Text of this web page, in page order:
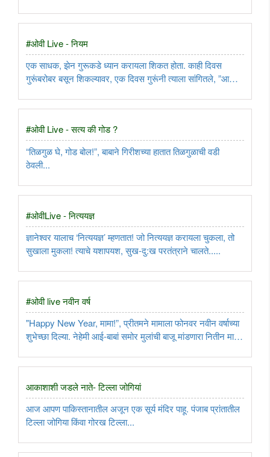
#ओवी Live - नियम
एक साधक, झेन गुरूकडे ध्यान करायला शिकत होता. काही दिवस
गुरूंबरोबर बसून शिकल्यावर, एक दिवस गुरूंनी त्याला सांगितले, ”आता तू
#ओवी Live - सत्य की गोड ?
“तिळगुळ घे, गोड बोल!”, बाबाने गिरीशच्या हातात तिळगुळाची वडी
ठेवली...
#ओवीLive - नित्ययज्ञ
ज्ञानेश्वर यालाच ‘नित्ययज्ञ’ म्हणतात! जो नित्ययज्ञ करायला चुकला, तो
सुखाला मुकला! त्याचे यशापयश, सुख-दु:ख परतंत्राने चालते.....
#ओवी live नवीन वर्ष
"Happy New Year, मामा!”, प्रीतमने मामाला फोनवर नवीन वर्षाच्या
शुभेच्छा दिल्या. नेहेमी आई-बाबां समोर मुलांची बाजू मांडणारा नितीन मामा,
आकाशाशी जडले नाते- टिल्ला जोगियां
आज आपण पाकिस्तानातील अजून एक सूर्य मंदिर पाहू. पंजाब प्रांतातील
टिल्ला जोगिया किंवा गोरख टिल्ला...